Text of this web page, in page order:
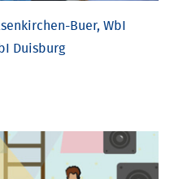
Buer, WbI
Duisburg